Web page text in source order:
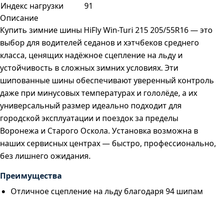
Индекс нагрузки
91
Описание
Купить зимние шины HiFly Win-Turi 215 205/55R16 — это
выбор для водителей седанов и хэтчбеков среднего
класса, ценящих надёжное сцепление на льду и
устойчивость в сложных зимних условиях. Эти
шипованные шины обеспечивают уверенный контроль
даже при минусовых температурах и гололёде, а их
универсальный размер идеально подходит для
городской эксплуатации и поездок за пределы
Воронежа и Старого Оскола. Установка возможна в
наших сервисных центрах — быстро, профессионально,
без лишнего ожидания.
Преимущества
Отличное сцепление на льду благодаря 94 шипам